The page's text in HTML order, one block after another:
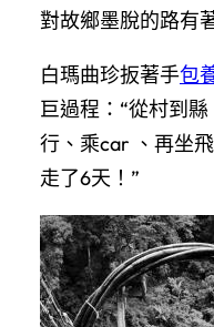
對故鄉墨脫的路有
白瑪曲珍扳著手包
巨過程：“從村到
行、乘car 、再坐
走了6天！”